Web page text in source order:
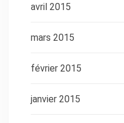
avril 2015
mars 2015
février 2015
janvier 2015